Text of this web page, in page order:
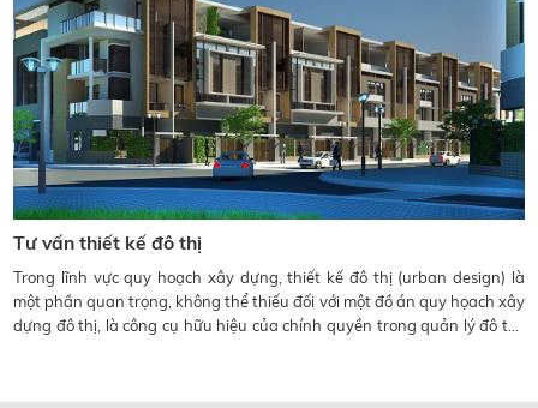
Tư vấn thiết kế đô thị
Trong lĩnh vực quy hoạch xây dựng, thiết kế đô thị (urban design) là
một phần quan trọng, không thể thiếu đối với một đồ án quy họach xây
dựng đô thị, là công cụ hữu hiệu của chính quyền trong quản lý đô thị.